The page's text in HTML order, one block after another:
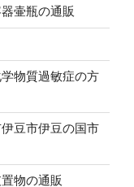
壷瓶の通販
物質過敏症の方
豆市伊豆の国市
物の通販